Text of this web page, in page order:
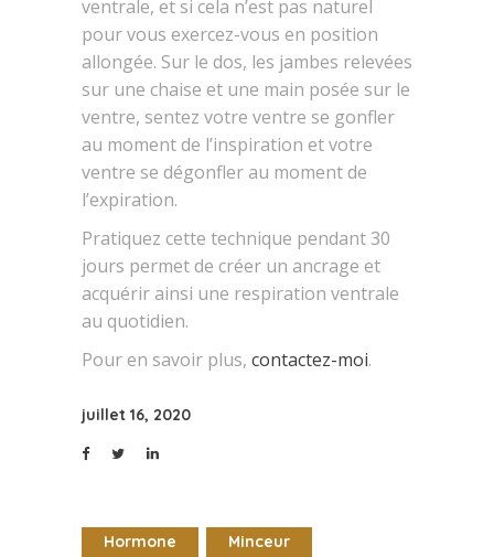
ventrale, et si cela n’est pas naturel
pour vous exercez-vous en position
allongée. Sur le dos, les jambes relevées
sur une chaise et une main posée sur le
ventre, sentez votre ventre se gonfler
au moment de l’inspiration et votre
ventre se dégonfler au moment de
l’expiration.
Pratiquez cette technique pendant 30
jours permet de créer un ancrage et
acquérir ainsi une respiration ventrale
au quotidien.
Pour en savoir plus, contactez-moi.
juillet 16, 2020
Hormone Minceur